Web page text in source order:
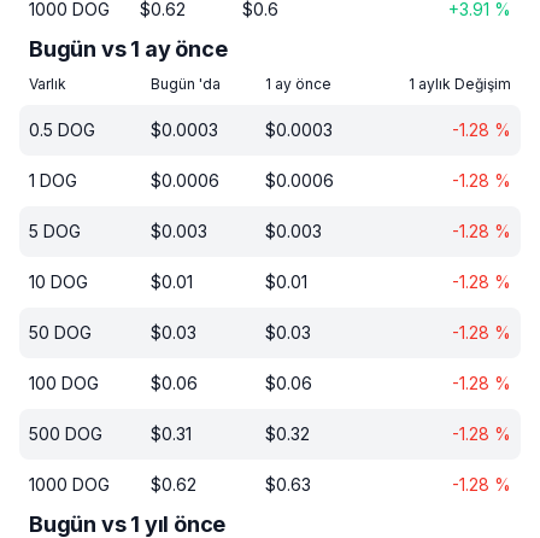
1000 DOG $0.62 $0.6 +3.91 %
Bugün vs 1 ay önce
Varlık Bugün 'da 1 ay önce 1 aylık Değişim
0.5 DOG $0.0003 $0.0003 -1.28 %
1 DOG $0.0006 $0.0006 -1.28 %
5 DOG $0.003 $0.003 -1.28 %
10 DOG $0.01 $0.01 -1.28 %
50 DOG $0.03 $0.03 -1.28 %
100 DOG $0.06 $0.06 -1.28 %
500 DOG $0.31 $0.32 -1.28 %
1000 DOG $0.62 $0.63 -1.28 %
Bugün vs 1 yıl önce